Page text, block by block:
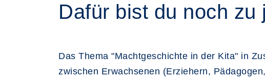
Dafür bist du noch
Das Thema "Machtgeschichte in der Kita" in
zwischen Erwachsenen (Erziehern,